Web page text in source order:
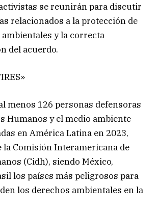
se reunirán para discutir
relacionados a la protección de
y la correcta
del acuerdo.
menos 126 personas defensoras
Humanos y el medio ambiente
en América Latina en 2023,
la Comisión Interamericana de
(Cidh), siendo México,
los países más peligrosos para
los derechos ambientales en la